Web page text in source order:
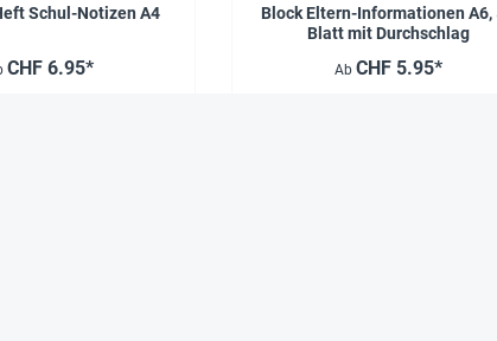
Schul-Notizen A4
CHF 6.95*
Block Eltern-Informationen A6,
Blatt mit Durchschlag
Ab CHF 5.95*